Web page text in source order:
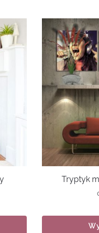
Tryptyk